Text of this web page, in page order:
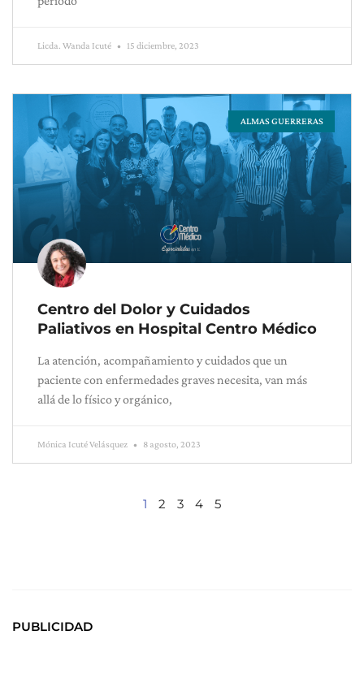
Licda. Wanda Icuté 15 diciembre, 2023
ALMAS GUERRERAS
Centro del Dolor y Cuidados
Paliativos en Hospital Centro Médico
La atención, acompañamiento y cuidados que un
paciente con enfermedades graves necesita, van más
allá de lo físico y orgánico,
Mónica Icuté Velásquez 8 agosto, 2023
1 2 3 4 5
PUBLICIDAD